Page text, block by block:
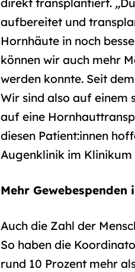
direkt transplantiert. „
aufbereitet und
Hornhäute in noch
können wir auch mehr
werden konnte. Seit
Wir sind also auf einem
auf eine
diesen Patient:innen
Augenklinik im
Mehr
Auch die Zahl der
So haben die
rund 10 Prozent mehr